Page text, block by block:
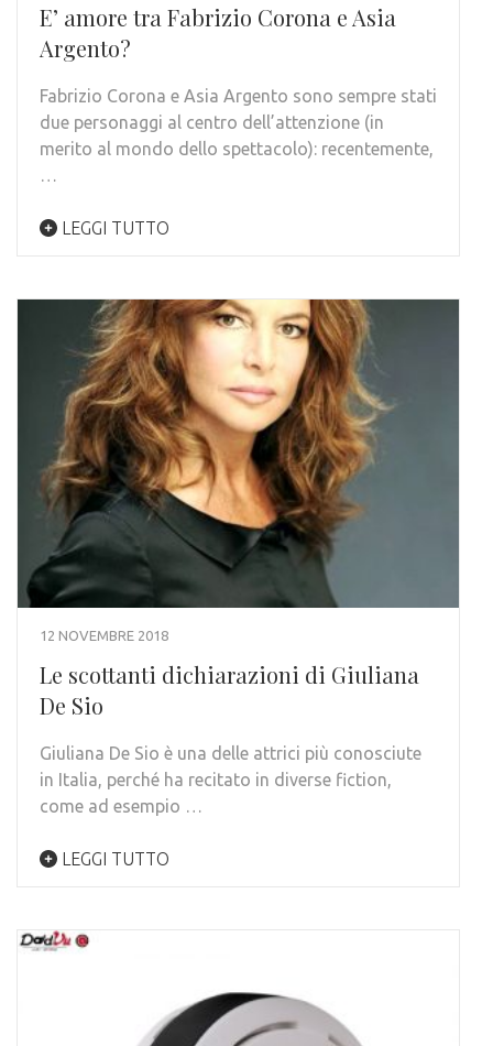
E’ amore tra Fabrizio Corona e Asia
Argento?
Fabrizio Corona e Asia Argento sono sempre stati
due personaggi al centro dell’attenzione (in
merito al mondo dello spettacolo): recentemente,
…
LEGGI TUTTO
12 NOVEMBRE 2018
Le scottanti dichiarazioni di Giuliana
De Sio
Giuliana De Sio è una delle attrici più conosciute
in Italia, perché ha recitato in diverse fiction,
come ad esempio …
LEGGI TUTTO